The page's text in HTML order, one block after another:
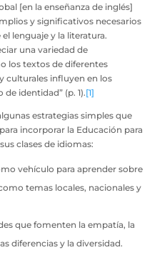
[en la enseñanza de inglés]
y significativos necesarios
lenguaje y la literatura.
una variedad de
los textos de diferentes
culturales influyen en los
identidad” (p. 1).[1]
estrategias simples que
incorporar la Educación para
clases de idiomas:
vehículo para aprender sobre
temas locales, nacionales y
que fomenten la empatía, la
diferencias y la diversidad.